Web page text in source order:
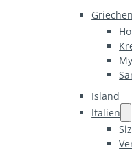
Island
Italien